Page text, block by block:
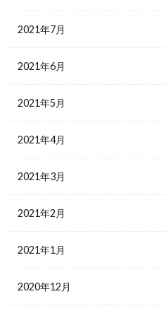
2021年7月
2021年6月
2021年5月
2021年4月
2021年3月
2021年2月
2021年1月
2020年12月